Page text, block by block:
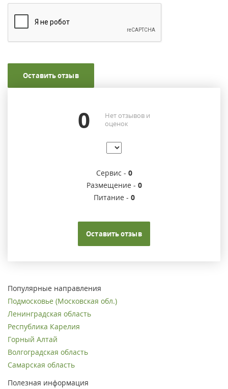
Оставить отзыв
0
Нет отзывов и
оценок
Сервис - 0
Размещение - 0
Питание - 0
Оставить отзыв
Популярные направления
Подмосковье (Московская обл.)
Ленинградская область
Республика Карелия
Горный Алтай
Волгоградская область
Самарская область
Полезная информация